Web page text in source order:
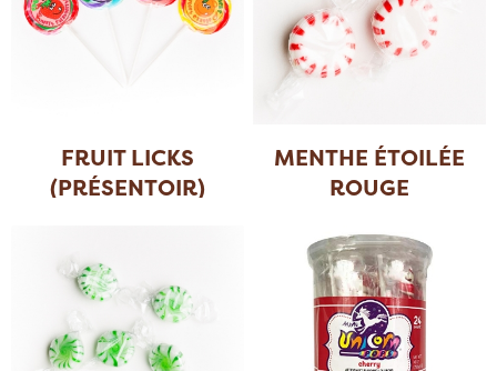
FRUIT LICKS
(PRÉSENTOIR)
MENTHE ÉTOILÉE
ROUGE